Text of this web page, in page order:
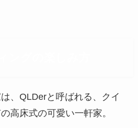
、QLDerと呼ばれる、クイ
高床式の可愛い一軒家。